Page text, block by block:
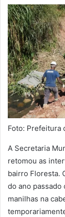
Foto: Prefeitura
A Secretaria
retomou as
bairro Floresta.
do ano passado
manilhas na